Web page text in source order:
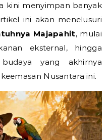
kini menyimpan banyak
ini akan menelusuri
Majapahit, mulai
eksternal, hingga
yang akhirnya
Nusantara ini.